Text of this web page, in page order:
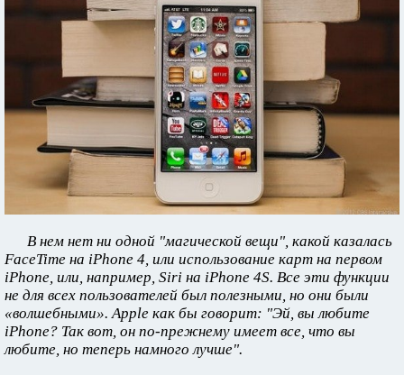
В нем нет ни одной "магической вещи", какой казалась
FaceTime на iPhone 4, или использование карт на первом
iPhone, или, например, Siri на iPhone 4S. Все эти функции
не для всех пользователей был полезными, но они были
«волшебными». Apple как бы говорит: "Эй, вы любите
iPhone? Так вот, он по-прежнему имеет все, что вы
любите, но теперь намного лучше".